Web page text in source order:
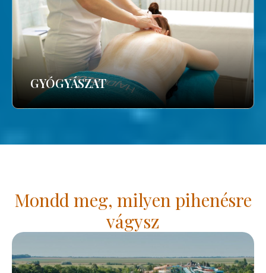
GYÓGYÁSZAT
Mondd meg, milyen pihenésre
vágysz